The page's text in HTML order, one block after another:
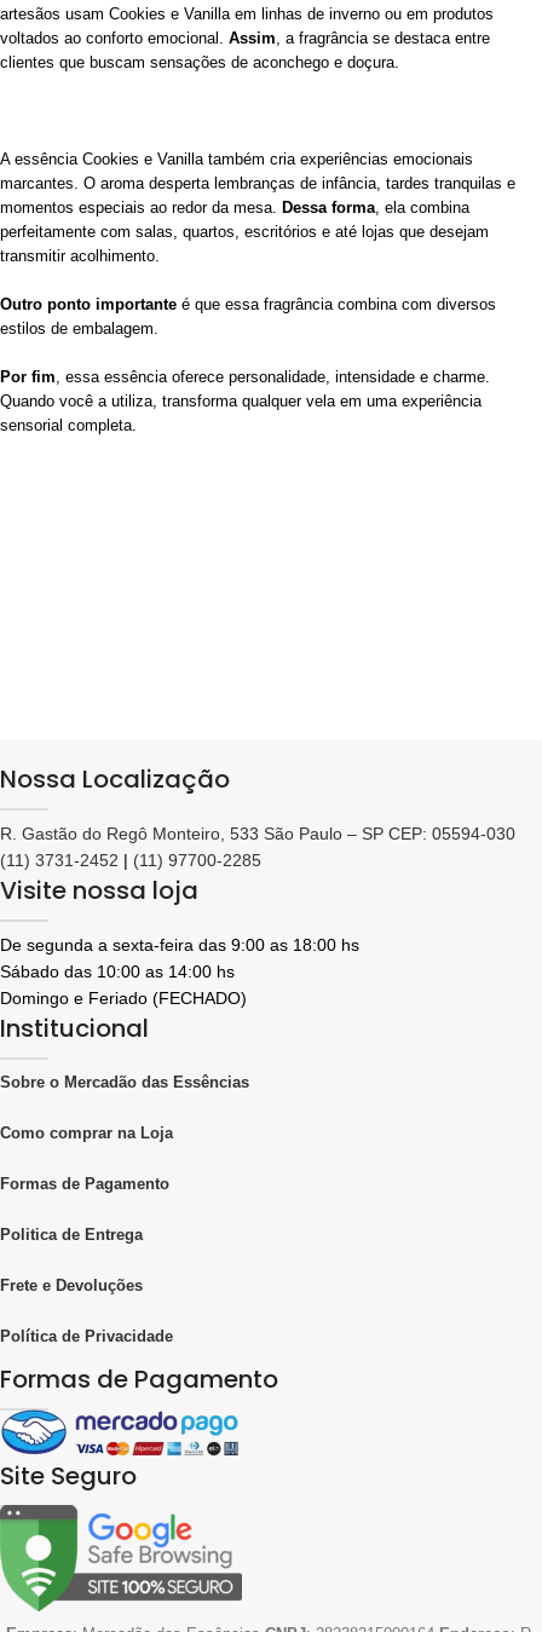
artesãos usam Cookies e Vanilla em linhas de inverno ou em produtos
voltados ao conforto emocional. Assim, a fragrância se destaca entre
clientes que buscam sensações de aconchego e doçura.
A essência Cookies e Vanilla também cria experiências emocionais
marcantes. O aroma desperta lembranças de infância, tardes tranquilas e
momentos especiais ao redor da mesa. Dessa forma, ela combina
perfeitamente com salas, quartos, escritórios e até lojas que desejam
transmitir acolhimento.
Outro ponto importante é que essa fragrância combina com diversos
estilos de embalagem.
Por fim, essa essência oferece personalidade, intensidade e charme.
Quando você a utiliza, transforma qualquer vela em uma experiência
sensorial completa.
Nossa Localização
R. Gastão do Regô Monteiro, 533 São Paulo – SP CEP: 05594-030
(11) 3731-2452 | (11) 97700-2285
Visite nossa loja
De segunda a sexta-feira das 9:00 as 18:00 hs
Sábado das 10:00 as 14:00 hs
Domingo e Feriado (FECHADO)
Institucional
Sobre o Mercadão das Essências
Como comprar na Loja
Formas de Pagamento
Politica de Entrega
Frete e Devoluções
Política de Privacidade
Formas de Pagamento
Site Seguro